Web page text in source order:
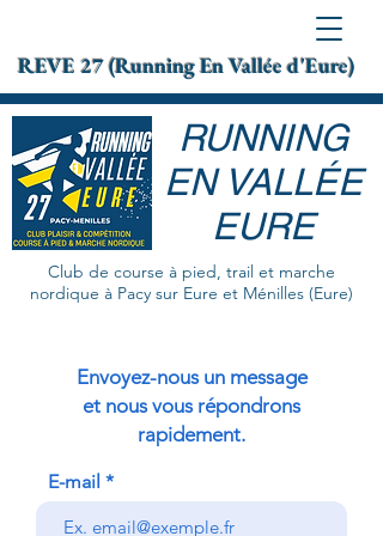
REVE 27 (Running En Vallée d'Eure)
RUNNING
EN VALLÉE
EURE
Club de course à pied, trail et marche
nordique à Pacy sur Eure et Ménilles (Eure)
Envoyez-nous un message
et nous vous répondrons
rapidement.
E-mail